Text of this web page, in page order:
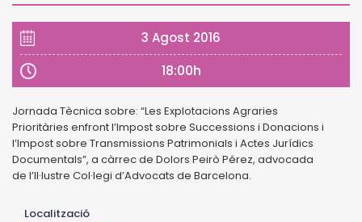
3 Agost 2016
18:00h
Jornada Tècnica sobre: “Les Explotacions Agraries
Prioritàries enfront l’Impost sobre Successions i Donacions i
l’Impost sobre Transmissions Patrimonials i Actes Jurídics
Documentals”, a càrrec de Dolors Peirò Pérez, advocada
de l’Il·lustre Col·legi d’Advocats de Barcelona.
Localització